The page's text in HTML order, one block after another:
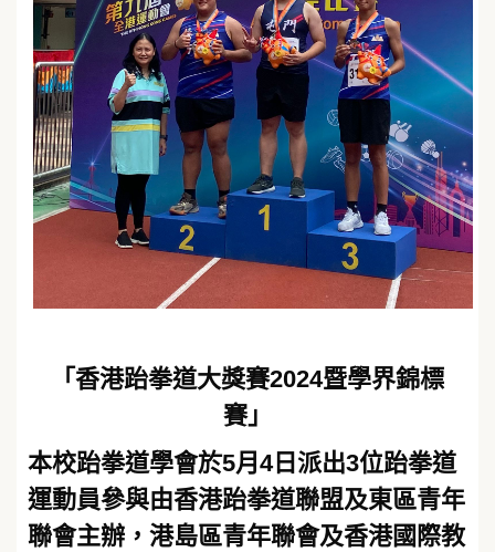
「香港跆拳道大獎賽2024暨學界錦標
賽」
本校跆拳道學會於5月4日派出3位跆拳道
運動員參與由香港跆拳道聯盟及東區青年
聯會主辦，港島區青年聯會及香港國際教